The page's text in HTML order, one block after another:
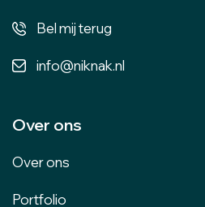
Bel mij terug
info@niknak.nl
Over ons
Over ons
Portfolio